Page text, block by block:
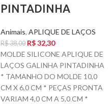
PINTADINHA
Animais, APLIQUE DE LAÇOS
R$38,00 R$32,30
MOLDE SILICONE APLIQUE DE
LAÇOS GALINHA PINTADINHA
* TAMANHO DO MOLDE 10,0
CM X 6,0 CM * PEÇAS PRONTA
VARIAM 4,0 CM A 5,0 CM *